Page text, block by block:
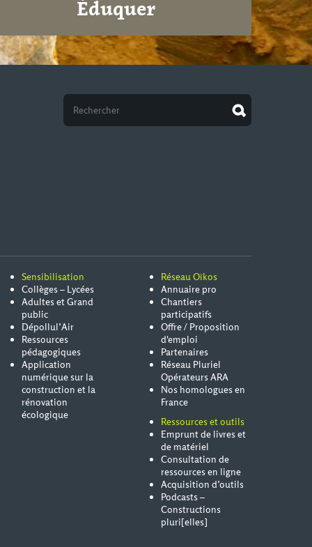
Éduquer
Sensibilisation
Collèges – Lycées
Adultes et Grand
public
Dépollul’Air
Ressources
pédagogiques
Application
numérique sur la
construction et la
rénovation
écologique
Réseau Oïkos
Annuaire pro
Chantiers
participatifs
Offre / Proposition
d'emploi
Partenaires
Réseau Pluriel
Opérateurs ARA
Nos homologues en
France
Ressources et outils
Emprunt de livres et
de matériel
Consultation de
ressources en ligne
Acquisition d’outils
Podcasts –
Constructions
pluri[elles]